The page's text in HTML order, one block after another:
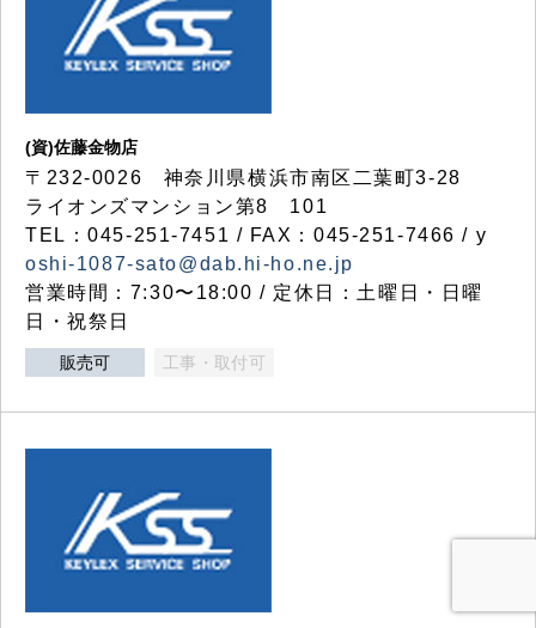
(資)佐藤金物店
〒232-0026 神奈川県横浜市南区二葉町3-28
ライオンズマンション第8 101
TEL：045-251-7451 / FAX：045-251-7466 / y
oshi-1087-sato@dab.hi-ho.ne.jp
営業時間：7:30〜18:00 / 定休日：土曜日・日曜
日・祝祭日
販売可 工事・取付可